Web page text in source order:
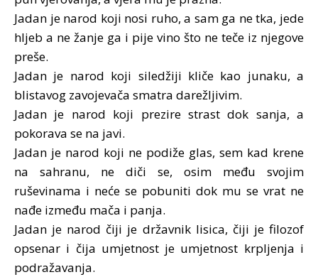
Jadan je narod koji nosi ruho, a sam ga ne tka, jede
hljeb a ne žanje ga i pije vino što ne teče iz njegove
preše.
Jadan je narod koji siledžiji kliče kao junaku, a
blistavog zavojevača smatra darežljivim.
Jadan je narod koji prezire strast dok sanja, a
pokorava se na javi.
Jadan je narod koji ne podiže glas, sem kad krene
na sahranu, ne diči se, osim među svojim
ruševinama i neće se pobuniti dok mu se vrat ne
nađe između mača i panja.
Jadan je narod čiji je državnik lisica, čiji je filozof
opsenar i čija umjetnost je umjetnost krpljenja i
podražavanja.